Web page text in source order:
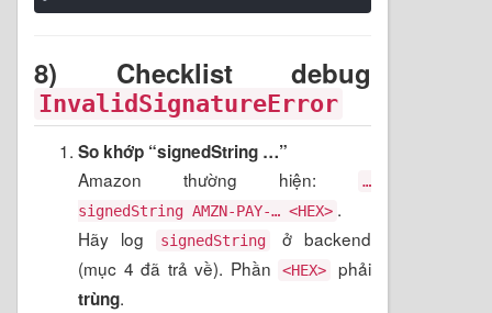
8) Checklist debug
InvalidSignatureError
So khớp “signedString …”
Amazon thường hiện:
…
signedString AMZN-PAY-… <HEX> .
Hãy log
signedString
ở backend
(mục 4 đã trả về). Phần
<HEX>
phải
trùng.